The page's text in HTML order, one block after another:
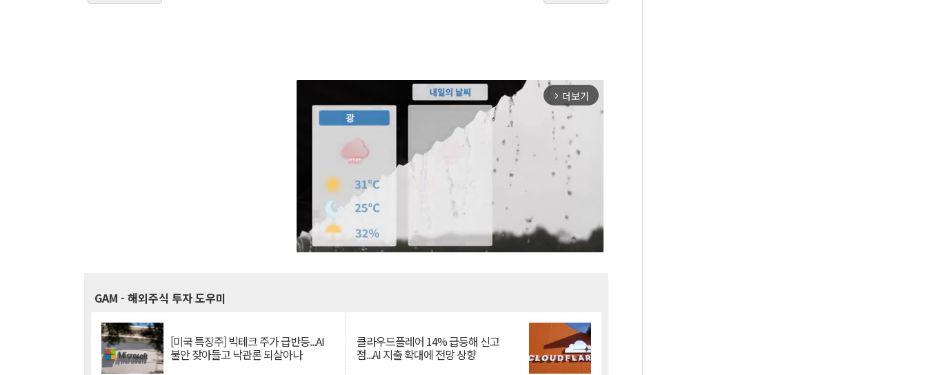
arrow_forward_ios 더보기
GAM - 해외주식 투자 도우미
[미국 특징주] 빅테크 주가 급반등...AI
불안 잦아들고 낙관론 되살아나
클라우드플레어 14% 급등해 신고
점...AI 지출 확대에 전망 상향